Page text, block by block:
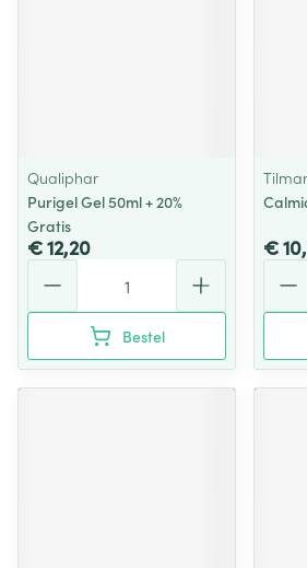
Qualiphar
Purigel Gel 50ml + 20%
Gratis
€ 12,20
Bestel
€